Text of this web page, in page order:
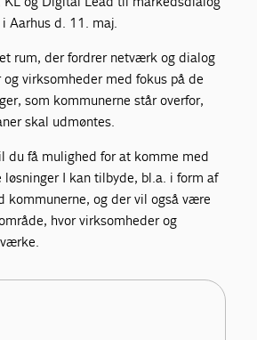
Aarhus d. 11. maj.
rum, der fordrer netværk og dialog
virksomheder med fokus på de
som kommunerne står overfor,
skal udmøntes.
du få mulighed for at komme med
løsninger I kan tilbyde, bl.a. i form af
kommunerne, og der vil også være
hvor virksomheder og